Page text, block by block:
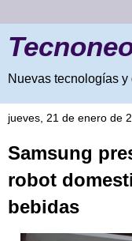
Nuevas tecnologías y
jueves, 21 de enero de
Samsung
robot
bebidas